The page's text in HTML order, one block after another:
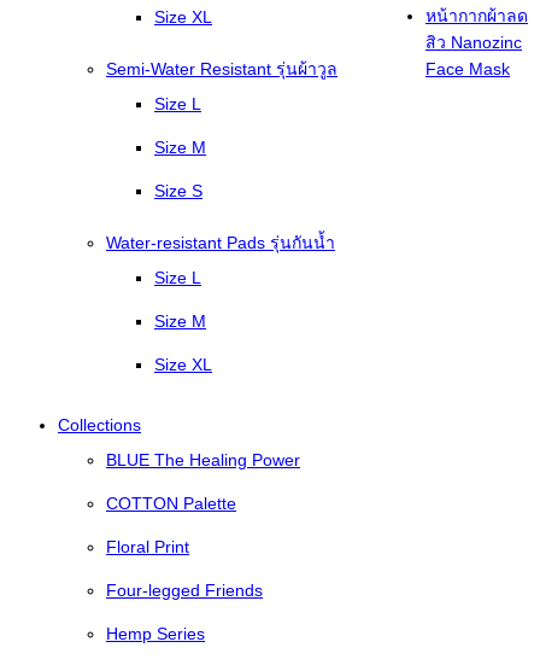
Size XL
Semi-Water Resistant รุ่นผ้าวูล
Size L
Size M
Size S
Water-resistant Pads รุ่นกันน้ำ
Size L
Size M
Size XL
Collections
BLUE The Healing Power
COTTON Palette
Floral Print
Four-legged Friends
Hemp Series
หน้ากากผ้าลด
สิว Nanozinc
Face Mask